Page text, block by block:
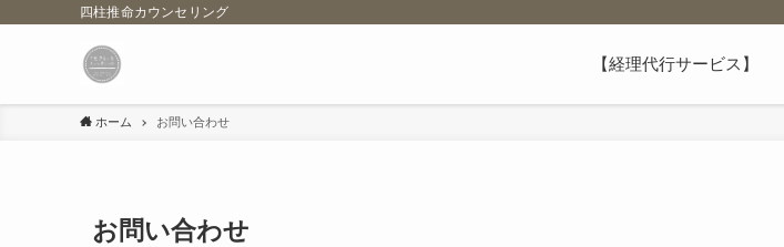
四柱推命カウンセリング
【経理代行サービス】
ホーム お問い合わせ
お問い合わせ